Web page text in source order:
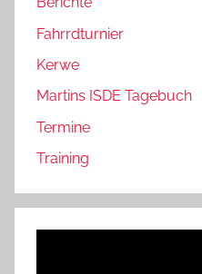
Fahrrdturnier
Kerwe
Martins ISDE Tagebuch
Termine
Training